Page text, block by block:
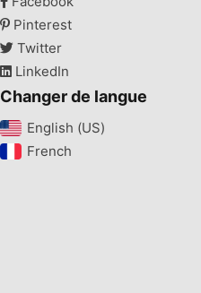
Pinterest
Twitter
LinkedIn
Changer de langue
English (US)‎
French‎